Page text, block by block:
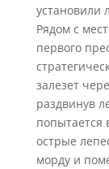
установили
Рядом с
первого
залезет
раздвинув
попытается
острые
морду и